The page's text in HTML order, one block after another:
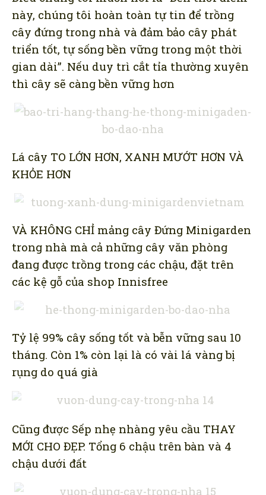
này, chúng tôi hoàn toàn tự tin để trồng
cây đứng trong nhà và đảm bảo cây phát
triển tốt, tự sống bền vững trong một thời
gian dài”. Nếu duy trì cắt tỉa thường xuyên
thì cây sẽ càng bền vững hơn
Lá cây TO LỚN HƠN, XANH MƯỚT HƠN VÀ
KHỎE HƠN
VÀ KHÔNG CHỈ mảng cây Đứng Minigarden
trong nhà mà cả những cây văn phòng
đang được trồng trong các chậu, đặt trên
các kệ gỗ của shop Innisfree
Tỷ lệ 99% cây sống tốt và bễn vững sau 10
tháng. Còn 1% còn lại là có vài lá vàng bị
rụng do quá già
Cũng được Sếp nhẹ nhàng yêu cầu THAY
MỚI CHO ĐẸP. Tổng 6 chậu trên bàn và 4
chậu dưới đất